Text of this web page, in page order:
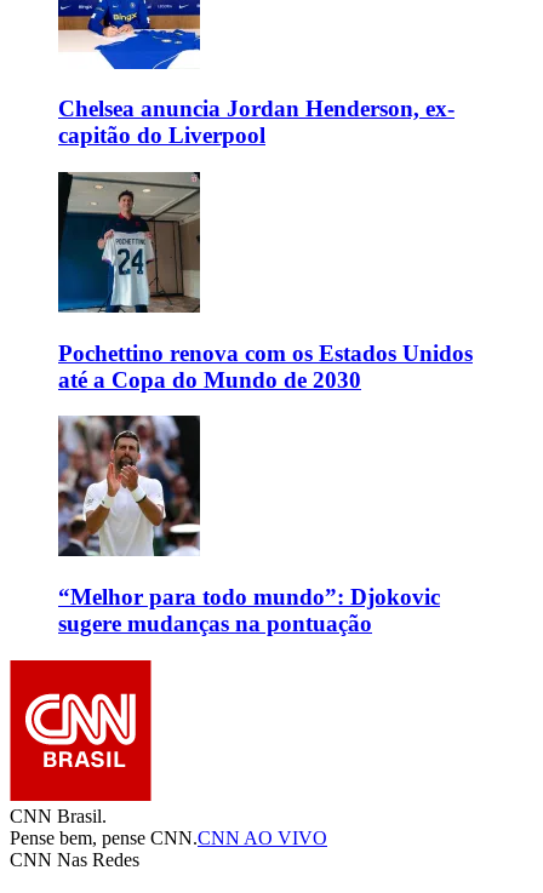
Chelsea anuncia Jordan Henderson, ex-
capitão do Liverpool
Pochettino renova com os Estados Unidos
até a Copa do Mundo de 2030
“Melhor para todo mundo”: Djokovic
sugere mudanças na pontuação
CNN Brasil.
Pense bem, pense CNN.CNN AO VIVO
CNN Nas Redes